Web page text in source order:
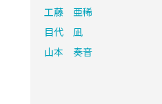
工藤 亜稀
目代 凪
山本 奏音